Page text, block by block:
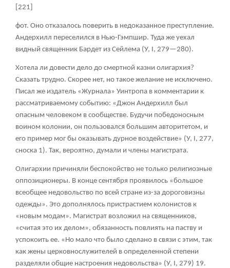
[221]
фот. Оно отказалось поверить в недоказанное преступление.
Андерхилл переселился в Нью-Гэмпшир. Туда же уехал
видный священник Бардет из Сейлема (У, I, 279—280).
Хотела ли довести дело до смертной казни олигархия?
Сказать трудно. Скорее нет, но такое желание не исключено.
Писал же издатель «Журнала» Уинтропа в комментарии к
рассматриваемому событию: «Джон Андерхилл был
опасным человеком в сообществе. Будучи победоносным
воином колонии, он пользовался большим авторитетом, и
его пример мог бы оказывать дурное воздействие» (У, I, 277,
сноска 1). Так, вероятно, думали и члены магистрата.
Олигархии причиняли беспокойство не только религиозные
оппозиционеры. В конце сентября проявилось «большое
всеобщее недовольство по всей стране из-за дороговизны
одежды». Это дополнялось пристрастием колонистов к
«новым модам». Магистрат возложил на священников,
«считая это их делом», обязанность повлиять на паству и
успокоить ее. «Но мало что было сделано в связи с этим, так
как жены церковнослужителей в определенной степени
разделяли общие настроения недовольства» (У, I, 279) 19.